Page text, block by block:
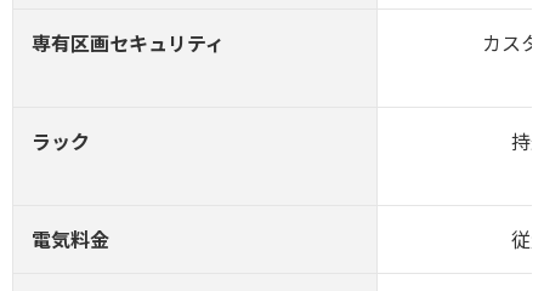
専有区画セキュリティ カス
ラック 持
電気料金 従